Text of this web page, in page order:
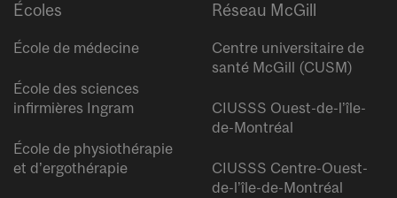
Écoles
École de médecine
École des sciences
infirmières Ingram
École de physiothérapie
et d’ergothérapie
Réseau McGill
Centre universitaire de
santé McGill (CUSM)
CIUSSS Ouest-de-l’île-
de-Montréal
CIUSSS Centre-Ouest-
de-l’île-de-Montréal